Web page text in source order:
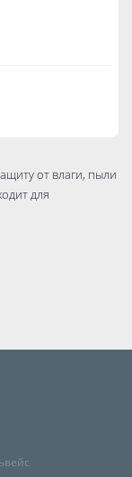
от влаги, пыли
для